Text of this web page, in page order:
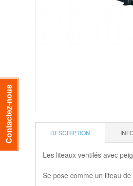
DESCRIPTION
Les liteaux ventilés avec
Se pose comme un liteau
Contactez-nous